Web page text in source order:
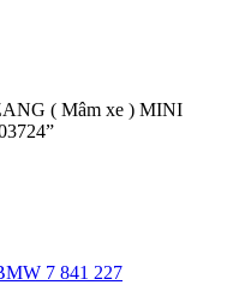
( Mâm xe ) MINI
7 841 227